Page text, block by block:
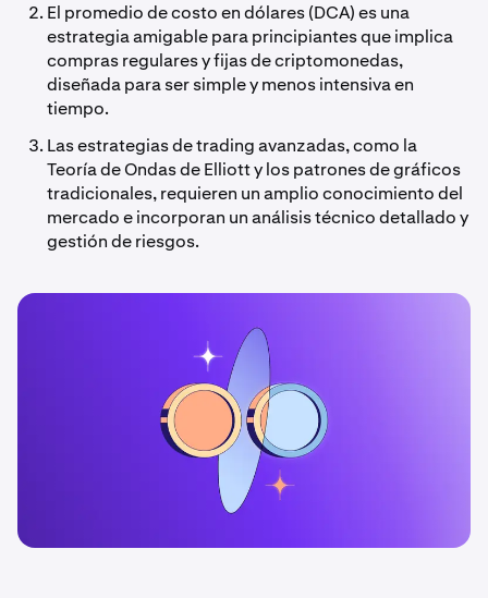
El promedio de costo en dólares (DCA) es una
estrategia amigable para principiantes que implica
compras regulares y fijas de criptomonedas,
diseñada para ser simple y menos intensiva en
tiempo.
Las estrategias de trading avanzadas, como la
Teoría de Ondas de Elliott y los patrones de gráficos
tradicionales, requieren un amplio conocimiento del
mercado e incorporan un análisis técnico detallado y
gestión de riesgos.